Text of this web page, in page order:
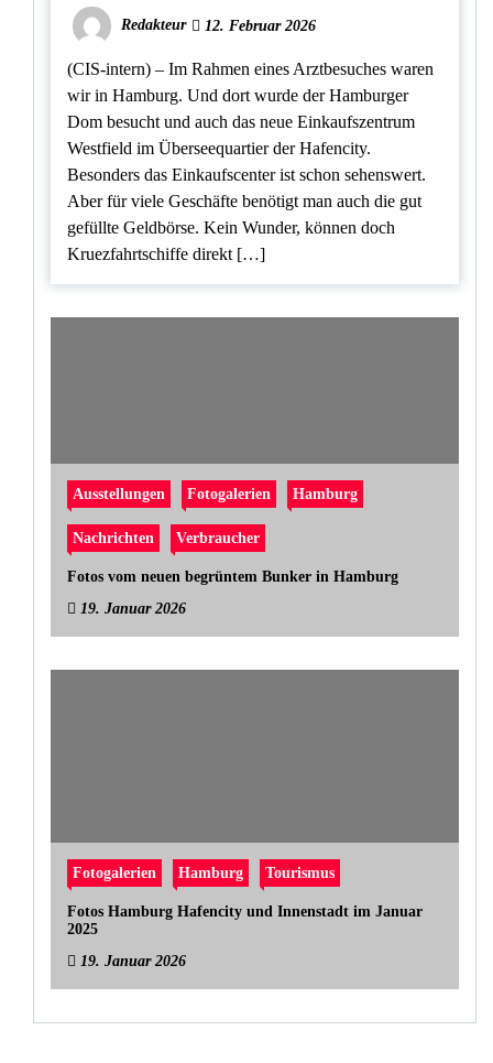
Redakteur 12. Februar 2026
(CIS-intern) – Im Rahmen eines Arztbesuches waren
wir in Hamburg. Und dort wurde der Hamburger
Dom besucht und auch das neue Einkaufszentrum
Westfield im Überseequartier der Hafencity.
Besonders das Einkaufscenter ist schon sehenswert.
Aber für viele Geschäfte benötigt man auch die gut
gefüllte Geldbörse. Kein Wunder, können doch
Kruezfahrtschiffe direkt […]
Ausstellungen Fotogalerien Hamburg
Nachrichten Verbraucher
Fotos vom neuen begrüntem Bunker in Hamburg
19. Januar 2026
Fotogalerien Hamburg Tourismus
Fotos Hamburg Hafencity und Innenstadt im Januar
2025
19. Januar 2026